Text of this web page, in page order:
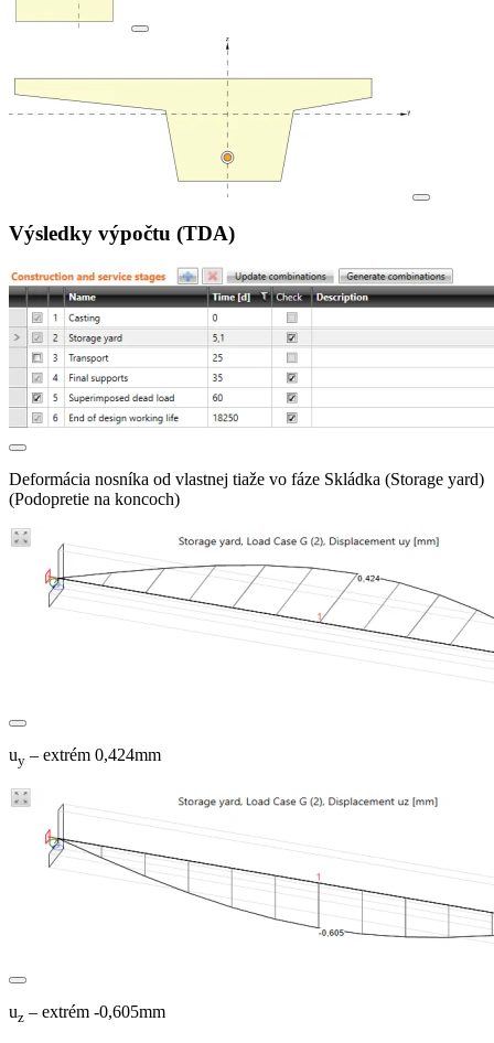
Výsledky výpočtu (TDA)
Deformácia nosníka od vlastnej tiaže vo fáze Skládka (Storage yard)
(Podopretie na koncoch)
uy – extrém 0,424mm
uz – extrém -0,605mm